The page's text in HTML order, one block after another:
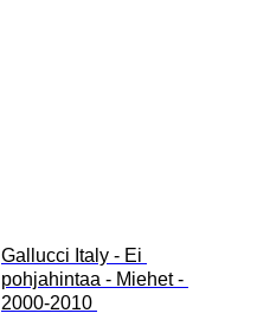
Gallucci Italy - Ei
pohjahintaa - Miehet -
2000-2010